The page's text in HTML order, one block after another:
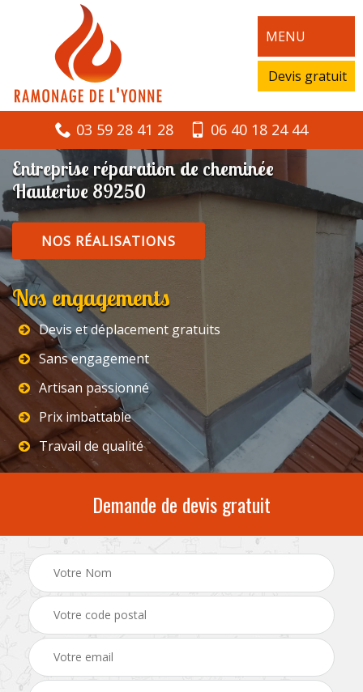
MENU
Devis gratuit
03 59 28 41 28 06 40 18 24 44
Entreprise réparation de cheminée
Hauterive 89250
NOS RÉALISATIONS
Nos engagements
Devis et déplacement gratuits
Sans engagement
Artisan passionné
Prix imbattable
Travail de qualité
Demande de devis gratuit